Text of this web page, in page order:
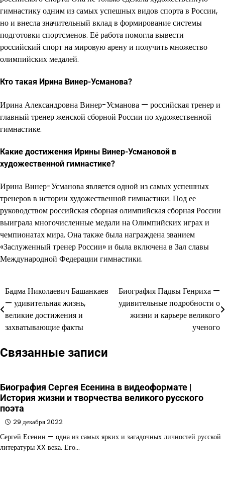
гимнастику одним из самых успешных видов спорта в России,
но и внесла значительный вклад в формирование системы
подготовки спортсменов. Её работа помогла вывести
российский спорт на мировую арену и получить множество
олимпийских медалей.
Кто такая Ирина Винер-Усманова?
Ирина Александровна Винер-Усманова — российская тренер и
главный тренер женской сборной России по художественной
гимнастике.
Какие достижения Ирины Винер-Усмановой в
художественной гимнастике?
Ирина Винер-Усманова является одной из самых успешных
тренеров в истории художественной гимнастики. Под ее
руководством российская сборная олимпийская сборная России
выиграла многочисленные медали на Олимпийских играх и
чемпионатах мира. Она также была награждена званием
«Заслуженный тренер России» и была включена в Зал славы
Международной Федерации гимнастики.
Навигация
по
записям
Бадма Николаевич Башанкаев
— удивительная жизнь,
великие достижения и
захватывающие факты
Биография Падвы Генриха —
удивительные подробности о
жизни и карьере великого
ученого
Связанные записи
Биография Сергея Есенина в видеоформате |
История жизни и творчества великого русского
поэта
29 декабря 2022
Сергей Есенин — одна из самых ярких и загадочных личностей русской
литературы XX века. Его…